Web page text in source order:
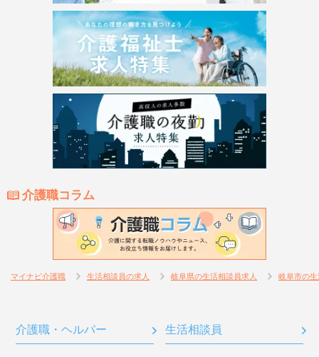
介護職コラム
マイナビ介護職 生活相談員の求人 岐阜県の生活相談員求人 岐阜市の
介護職・ヘルパー 生活相談員